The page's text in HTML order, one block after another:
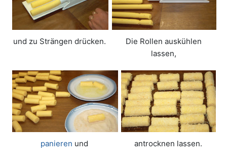
und zu Strängen drücken.
Die Rollen auskühlen
lassen,
panieren und antrocknen lassen.